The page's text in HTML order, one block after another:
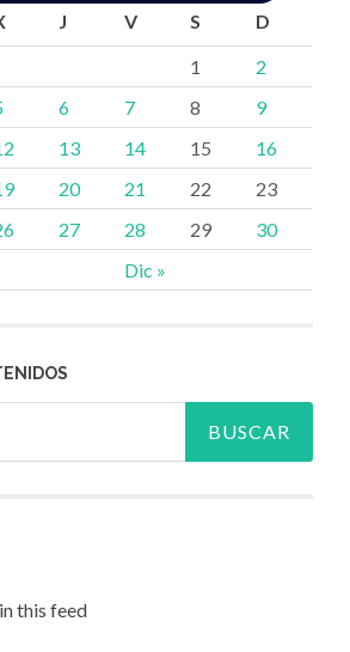
J V S D
Dic »
1
2
6 7 8
9
13 14 15
16
20 21 22
23
27 28 29 30
this feed